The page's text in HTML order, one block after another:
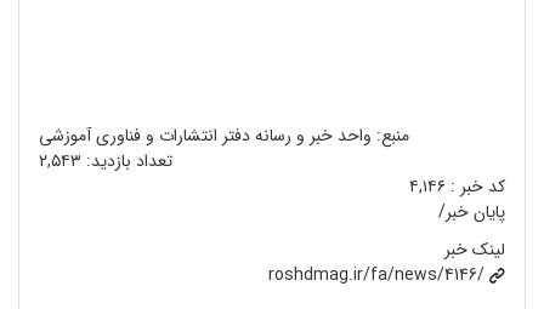
منبع: واحد خبر و رسانه دفتر انتشارات و فناوری آموزشی
تعداد بازدید: ۲,۵۴۳
کد خبر : ۴,۱۴۶
پایان خبر/
لینک خبر
roshdmag.ir/fa/news/4146/